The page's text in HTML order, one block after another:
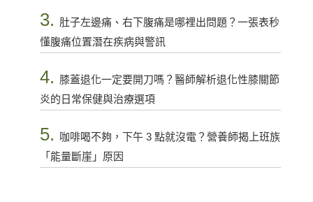
3. 肚子左邊痛、右下腹痛是哪裡出問題？一張表秒
懂腹痛位置潛在疾病與警訊
4. 膝蓋退化一定要開刀嗎？醫師解析退化性膝關節
炎的日常保健與治療選項
5.
咖啡喝不夠，下午 3 點就沒電？營養師揭上班族
「能量斷崖」原因